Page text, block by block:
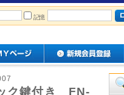
記憶
ク鍵付き FN-